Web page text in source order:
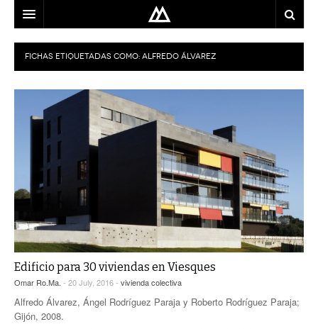
ARQUITECTO
LOCALIZACIÓN
MAPA
EQUIPO
BLOG
CONTACTO
FICHAS ETIQUETADAS COMO: ALFREDO ÁLVAREZ
Edificio para 30 viviendas en Viesques
Omar Ro.Ma. - 20 July, 2016 - vivienda colectiva
Alfredo Álvarez, Ángel Rodríguez Paraja y Roberto Rodríguez Paraja;
Gijón, 2008.